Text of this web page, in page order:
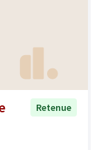
Retenue